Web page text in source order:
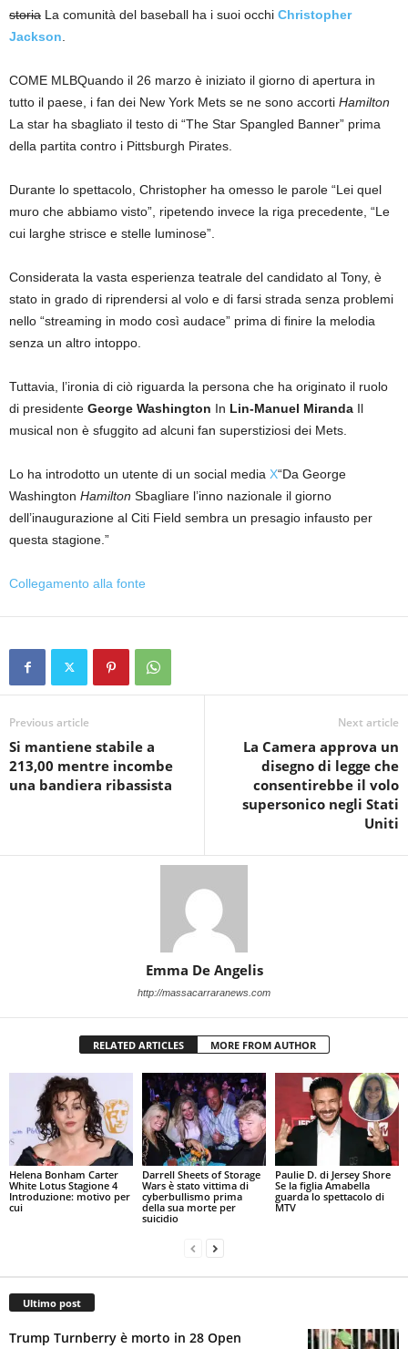
storia La comunità del baseball ha i suoi occhi Christopher
Jackson
COME MLBQuando il 26 marzo è iniziato il giorno di apertura in
tutto il paese, i fan dei New York Mets se ne sono accorti Hamilton
La star ha sbagliato il testo di “The Star Spangled Banner” prima
della partita contro i Pittsburgh Pirates.
Durante lo spettacolo, Christopher ha omesso le parole “Lei quel
muro che abbiamo visto”, ripetendo invece la riga precedente, “Le
cui larghe strisce e stelle luminose”.
Considerata la vasta esperienza teatrale del candidato al Tony, è
stato in grado di riprendersi al volo e di farsi strada senza problemi
nello “streaming in modo così audace” prima di finire la melodia
senza un altro intoppo.
Tuttavia, l’ironia di ciò riguarda la persona che ha originato il ruolo
di presidente George Washington In Lin-Manuel Miranda Il
musical non è sfuggito ad alcuni fan superstiziosi dei Mets.
Lo ha introdotto un utente di un social media X“Da George
Washington Hamilton Sbagliare l’inno nazionale il giorno
dell’inaugurazione al Citi Field sembra un presagio infausto per
questa stagione.”
Collegamento alla fonte
Previous article
Si mantiene stabile a
213,00 mentre incombe
una bandiera ribassista
Next article
La Camera approva un
disegno di legge che
consentirebbe il volo
supersonico negli Stati
Uniti
Emma De Angelis
http://massacarraranews.com
RELATED ARTICLES MORE FROM AUTHOR
Helena Bonham Carter
White Lotus Stagione 4
Introduzione: motivo per
cui
Darrell Sheets of Storage
Wars è stato vittima di
cyberbullismo prima
della sua morte per
suicidio
Paulie D. di Jersey Shore
Se la figlia Amabella
guarda lo spettacolo di
MTV
Ultimo post
Trump Turnberry è morto in 28 Open